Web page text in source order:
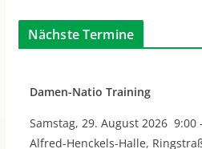
Nächste Termine
Damen-Natio Training
Samstag, 29. August 2026 9:00-
Alfred-Henckels-Halle,